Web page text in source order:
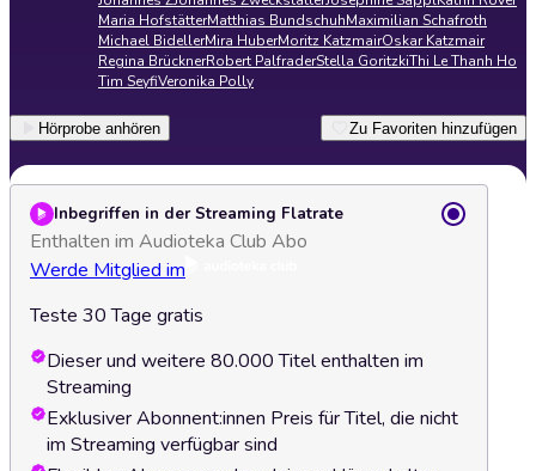
Maria HofstätterMatthias BundschuhMaximilian Schafroth
Michael BidellerMira HuberMoritz KatzmairOskar Katzmair
Regina BrücknerRobert PalfraderStella GoritzkiThi Le Thanh Ho
Tim SeyfiVeronika Polly
Hörprobe anhören Zu Favoriten hinzufügen
Inbegriffen in der Streaming Flatrate
Enthalten im Audioteka Club Abo
Werde Mitglied im
Teste 30 Tage gratis
Dieser und weitere 80.000 Titel enthalten im
Streaming
Exklusiver Abonnent:innen Preis für Titel, die nicht
im Streaming verfügbar sind